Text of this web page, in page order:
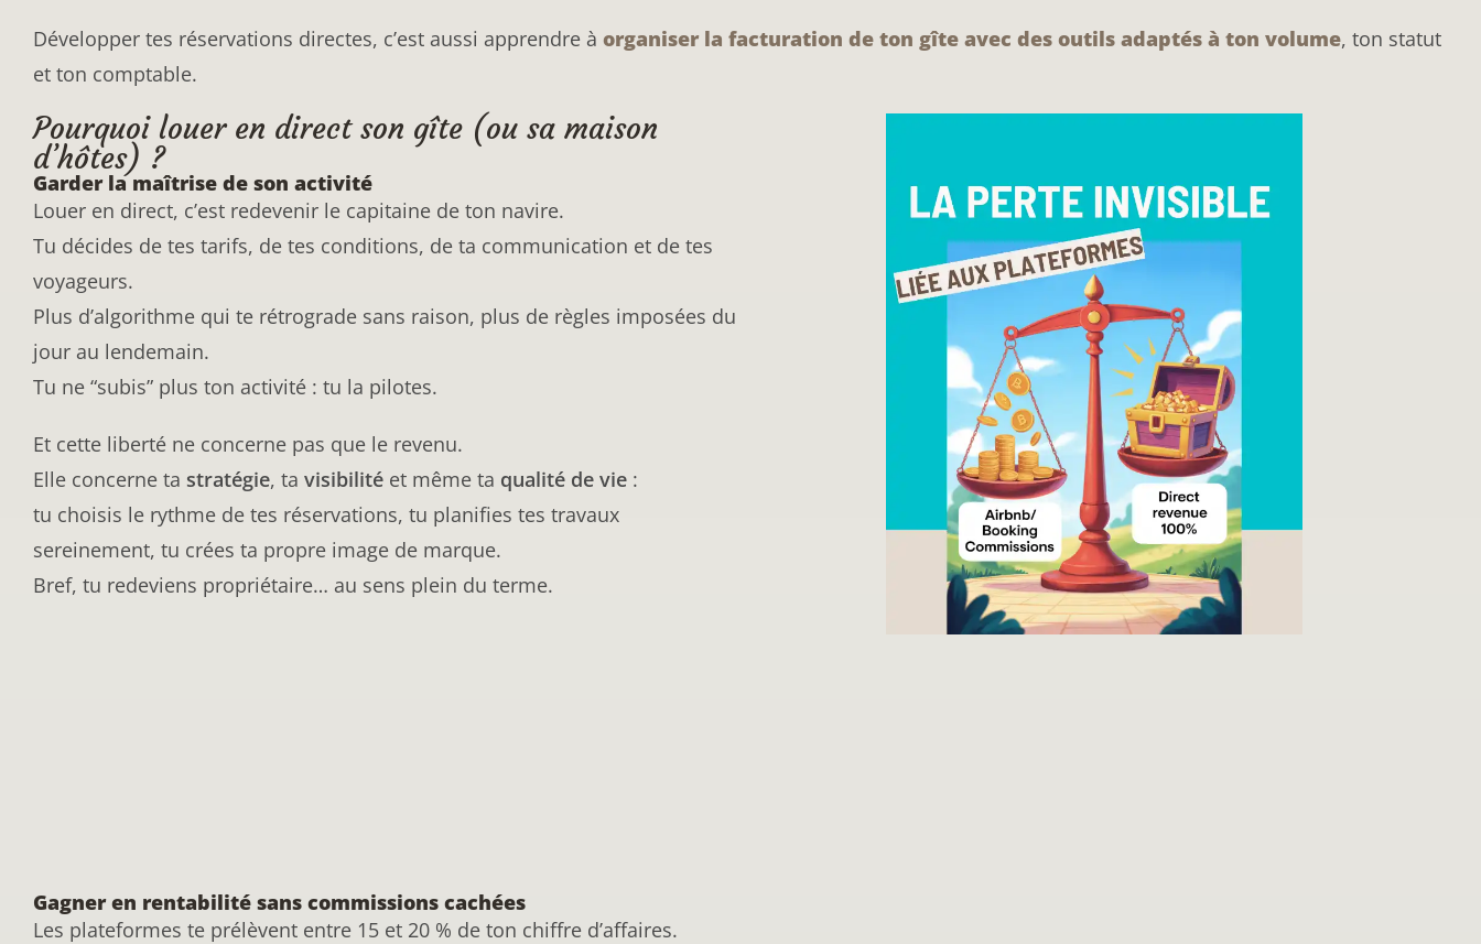
Développer tes réservations directes, c’est aussi apprendre à organiser la facturation de ton gîte avec des outils adaptés à ton volume, ton statut
et ton comptable.
Pourquoi louer en direct son gîte (ou sa maison
d’hôtes) ?​
Garder la maîtrise de son activité
Louer en direct, c’est redevenir le capitaine de ton navire.
Tu décides de tes tarifs, de tes conditions, de ta communication et de tes
voyageurs.
Plus d’algorithme qui te rétrograde sans raison, plus de règles imposées du
jour au lendemain.
Tu ne “subis” plus ton activité : tu la pilotes.
Et cette liberté ne concerne pas que le revenu.
Elle concerne ta stratégie, ta visibilité et même ta qualité de vie :
tu choisis le rythme de tes réservations, tu planifies tes travaux
sereinement, tu crées ta propre image de marque.
Bref, tu redeviens propriétaire… au sens plein du terme.
Gagner en rentabilité sans commissions cachées
Les plateformes te prélèvent entre 15 et 20 % de ton chiffre d’affaires.